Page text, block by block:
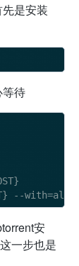
是安装
待
- -with=
安
一步也是